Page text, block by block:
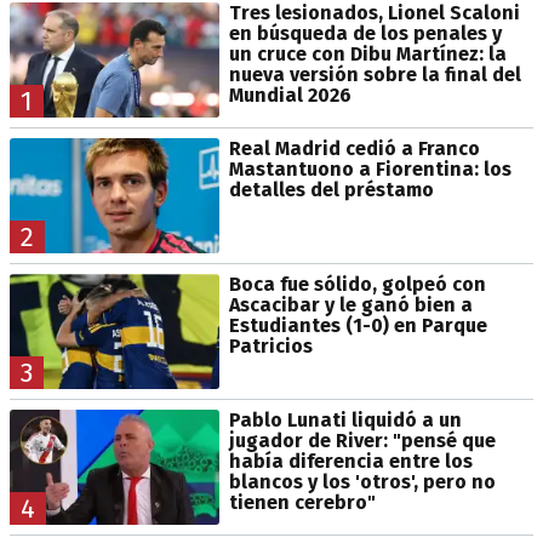
1
Tres lesionados, Lionel Scaloni
en búsqueda de los penales y
un cruce con Dibu Martínez: la
nueva versión sobre la final del
Mundial 2026
2
Real Madrid cedió a Franco
Mastantuono a Fiorentina: los
detalles del préstamo
3
Boca fue sólido, golpeó con
Ascacibar y le ganó bien a
Estudiantes (1-0) en Parque
Patricios
4
Pablo Lunati liquidó a un
jugador de River: "pensé que
había diferencia entre los
blancos y los 'otros', pero no
tienen cerebro"